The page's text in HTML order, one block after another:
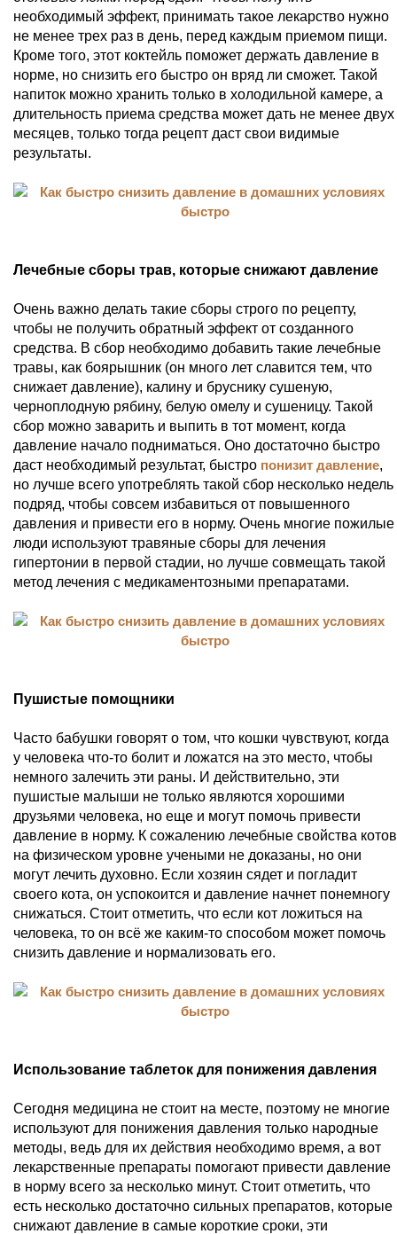
необходимый эффект, принимать такое лекарство нужно
не менее трех раз в день, перед каждым приемом пищи.
Кроме того, этот коктейль поможет держать давление в
норме, но снизить его быстро он вряд ли сможет. Такой
напиток можно хранить только в холодильной камере, а
длительность приема средства может дать не менее двух
месяцев, только тогда рецепт даст свои видимые
результаты.
Лечебные сборы трав, которые снижают давление
Очень важно делать такие сборы строго по рецепту,
чтобы не получить обратный эффект от созданного
средства. В сбор необходимо добавить такие лечебные
травы, как боярышник (он много лет славится тем, что
снижает давление), калину и бруснику сушеную,
черноплодную рябину, белую омелу и сушеницу. Такой
сбор можно заварить и выпить в тот момент, когда
давление начало подниматься. Оно достаточно быстро
даст необходимый результат, быстро понизит давление,
но лучше всего употреблять такой сбор несколько недель
подряд, чтобы совсем избавиться от повышенного
давления и привести его в норму. Очень многие пожилые
люди используют травяные сборы для лечения
гипертонии в первой стадии, но лучше совмещать такой
метод лечения с медикаментозными препаратами.
Пушистые помощники
Часто бабушки говорят о том, что кошки чувствуют, когда
у человека что-то болит и ложатся на это место, чтобы
немного залечить эти раны. И действительно, эти
пушистые малыши не только являются хорошими
друзьями человека, но еще и могут помочь привести
давление в норму. К сожалению лечебные свойства котов
на физическом уровне учеными не доказаны, но они
могут лечить духовно. Если хозяин сядет и погладит
своего кота, он успокоится и давление начнет понемногу
снижаться. Стоит отметить, что если кот ложиться на
человека, то он всё же каким-то способом может помочь
снизить давление и нормализовать его.
Использование таблеток для понижения давления
Сегодня медицина не стоит на месте, поэтому не многие
используют для понижения давления только народные
методы, ведь для их действия необходимо время, а вот
лекарственные препараты помогают привести давление
в норму всего за несколько минут. Стоит отметить, что
есть несколько достаточно сильных препаратов, которые
снижают давление в самые короткие сроки, эти